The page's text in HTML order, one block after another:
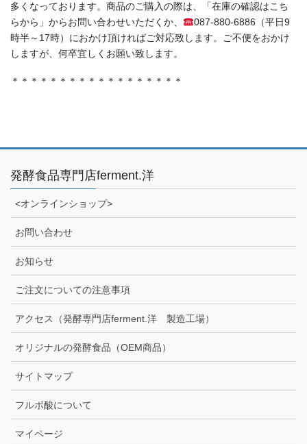
多くなっております。商品のご購入の際は、「在庫の確認はこち
らから」からお問い合わせいただくか、
087-880-6886（平日9
時半～17時）におかけ頂ければご対応致します。ご不便をおかけ
しますが、何卒宜しくお願い致します。
＊＊＊＊＊＊＊＊＊＊＊＊＊＊＊＊＊＊
発酵食品専門店ferment.洋
<オンラインショップ>
お問い合わせ
お知らせ
ご注文についての注意事項
アクセス（発酵専門店ferment.洋 製造工場）
オリジナルの発酵食品（OEM商品）
サイトマップ
フルボ酸について
マイページ